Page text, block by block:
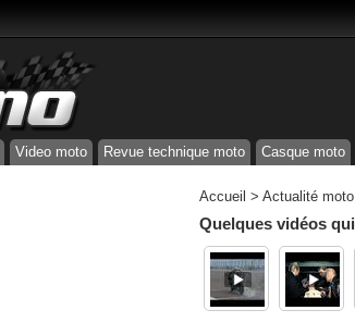
Video moto Revue technique moto Casque moto
Accueil > Actualité moto
Quelques vidéos